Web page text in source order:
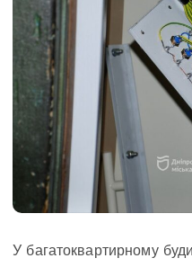
У багатоквартирному